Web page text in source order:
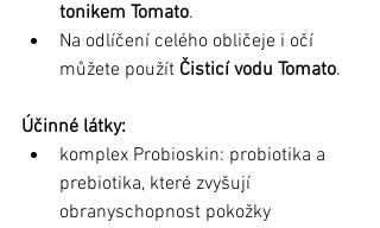
tonikem Tomato.
Na odlíčení celého obličeje i očí
můžete použít Čisticí vodu Tomato.
Účinné látky:
komplex Probioskin: probiotika a
prebiotika, které zvyšují
obranyschopnost pokožky